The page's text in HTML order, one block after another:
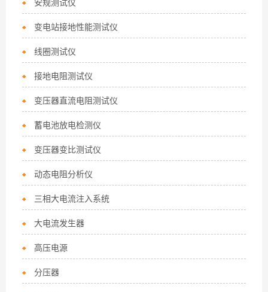
安规测试仪
变电站接地性能测试仪
线圈测试仪
接地电阻测试仪
变压器直流电阻测试仪
蓄电池放电检测仪
变压器变比测试仪
动态电阻分析仪
三相大电流注入系统
大电流发生器
高压电源
分压器